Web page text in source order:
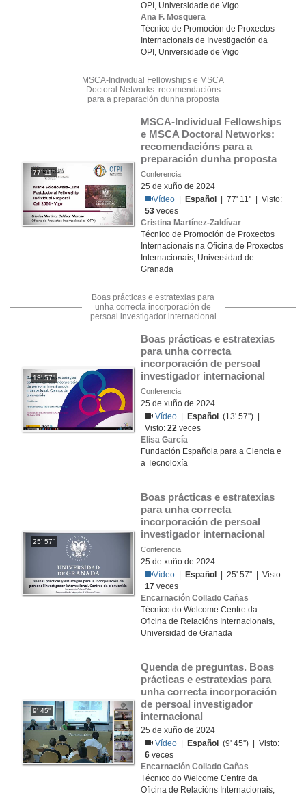
OPI, Universidade de Vigo
Ana F. Mosquera
Técnico de Promoción de Proxectos
Internacionais de Investigación da
OPI, Universidade de Vigo
MSCA-Individual Fellowships e MSCA
Doctoral Networks: recomendacións
para a preparación dunha proposta
77' 11''
MSCA-Individual Fellowships
e MSCA Doctoral Networks:
recomendacións para a
preparación dunha proposta
Conferencia
25 de xuño de 2024
Vídeo
Español
| 77' 11'' | Visto:
53 veces
Cristina Martínez-Zaldívar
Técnico de Promoción de Proxectos
Internacionais na Oficina de Proxectos
Internacionais, Universidad de
Granada
Boas prácticas e estratexias para
unha correcta incorporación de
persoal investigador internacional
13' 57''
Boas prácticas e estratexias
para unha correcta
incorporación de persoal
investigador internacional
Conferencia
25 de xuño de 2024
Vídeo
Español
(13' 57'') |
Visto:22 veces
Elisa García
Fundación Española para a Ciencia e
a Tecnoloxía
25' 57''
Boas prácticas e estratexias
para unha correcta
incorporación de persoal
investigador internacional
Conferencia
25 de xuño de 2024
Vídeo
Español
| 25' 57'' | Visto:
17 veces
Encarnación Collado Cañas
Técnico do Welcome Centre da
Oficina de Relacións Internacionais,
Universidad de Granada
9' 45''
Quenda de preguntas. Boas
prácticas e estratexias para
unha correcta incorporación
de persoal investigador
internacional
25 de xuño de 2024
Vídeo
Español
(9' 45'') | Visto:
6 veces
Encarnación Collado Cañas
Técnico do Welcome Centre da
Oficina de Relacións Internacionais,